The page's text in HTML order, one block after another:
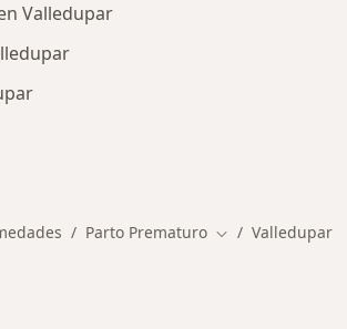
Valledupar
Parto Prematuro Cambiar de ciudad
Valledupar